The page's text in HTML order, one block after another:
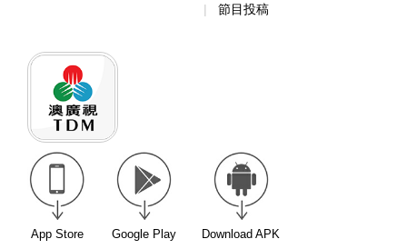
節目投稿
App Store Google Play Download APK